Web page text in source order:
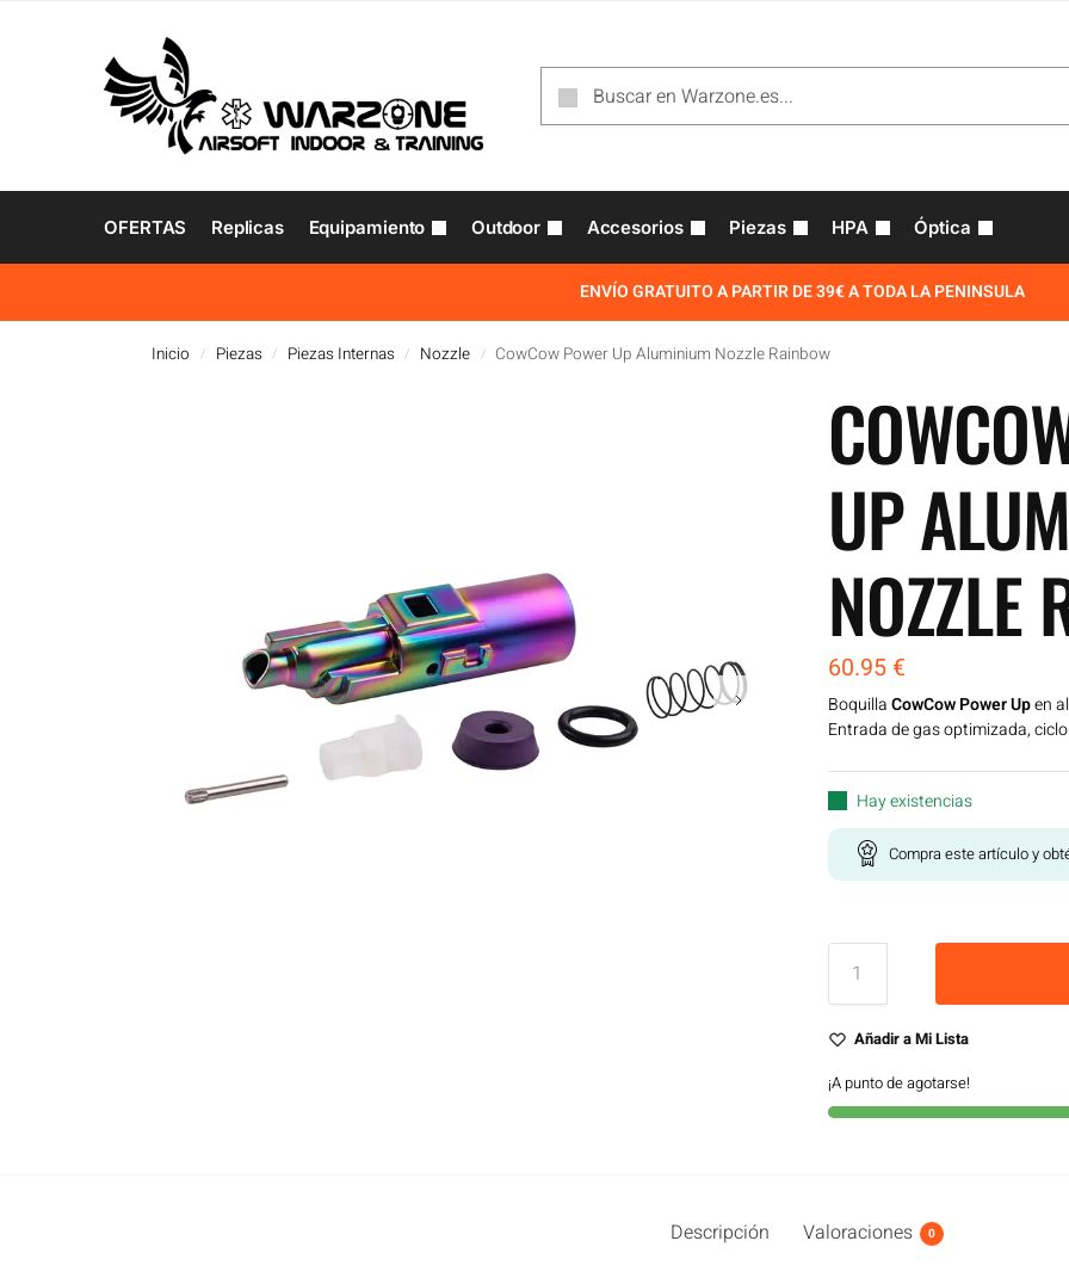
OFERTAS Replicas Equipamiento Outdoor Accesorios Piezas HPA Óptica
ENVÍO GRATUITO A PARTIR DE 39€ A TODA LA PENINSULA
Inicio / Piezas / Piezas Internas / Nozzle / CowCow Power Up Aluminium Nozzle Rainbow
UP
NOZZLE
60.95 €
BoquillaCowCow Power Upen
Entrada de gas optimizada,
Hay existencias
Compra este artículo y
Añadir a Mi Lista
¡A punto de agotarse!
Descripción Valoraciones 0